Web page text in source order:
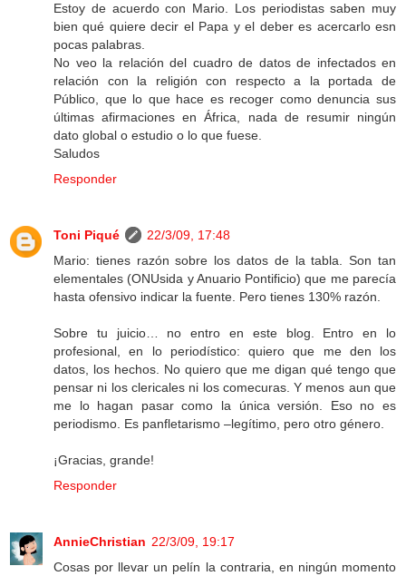
Estoy de acuerdo con Mario. Los periodistas saben muy
bien qué quiere decir el Papa y el deber es acercarlo esn
pocas palabras.
No veo la relación del cuadro de datos de infectados en
relación con la religión con respecto a la portada de
Público, que lo que hace es recoger como denuncia sus
últimas afirmaciones en África, nada de resumir ningún
dato global o estudio o lo que fuese.
Saludos
Responder
Toni Piqué
22/3/09, 17:48
Mario: tienes razón sobre los datos de la tabla. Son tan
elementales (ONUsida y Anuario Pontificio) que me parecía
hasta ofensivo indicar la fuente. Pero tienes 130% razón.
Sobre tu juicio… no entro en este blog. Entro en lo
profesional, en lo periodístico: quiero que me den los
datos, los hechos. No quiero que me digan qué tengo que
pensar ni los clericales ni los comecuras. Y menos aun que
me lo hagan pasar como la única versión. Eso no es
periodismo. Es panfletarismo –legítimo, pero otro género.
¡Gracias, grande!
Responder
AnnieChristian 22/3/09, 19:17
Cosas por llevar un pelín la contraria, en ningún momento